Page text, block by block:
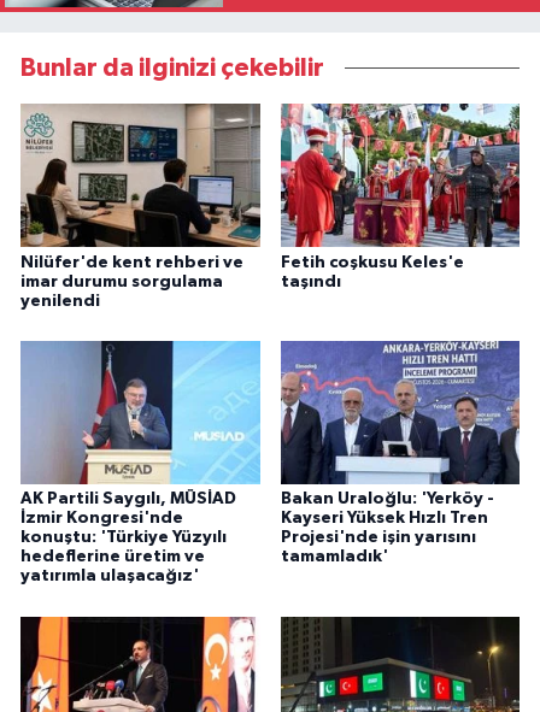
Bunlar da ilginizi çekebilir
Nilüfer'de kent rehberi ve
imar durumu sorgulama
yenilendi
Fetih coşkusu Keles'e
taşındı
AK Partili Saygılı, MÜSİAD
İzmir Kongresi'nde
konuştu: 'Türkiye Yüzyılı
hedeflerine üretim ve
yatırımla ulaşacağız'
Bakan Uraloğlu: 'Yerköy -
Kayseri Yüksek Hızlı Tren
Projesi'nde işin yarısını
tamamladık'